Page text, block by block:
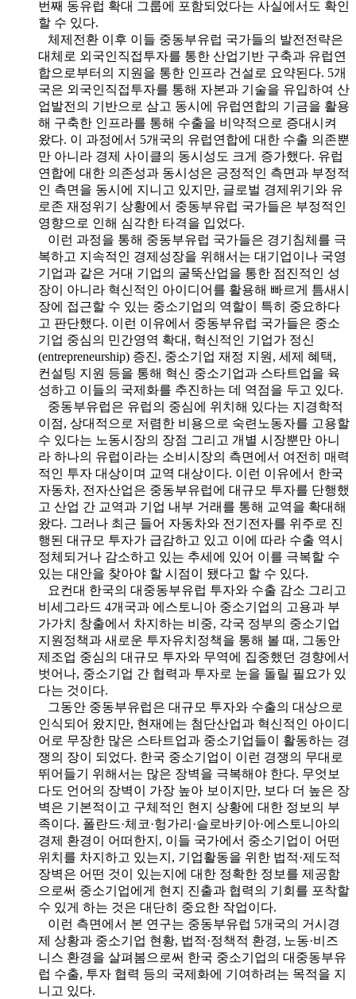
번째 동유럽 확대 그룹에 포함되었다는 사실에서도 확인
할 수 있다.
체제전환 이후 이들 중동부유럽 국가들의 발전전략은
대체로 외국인직접투자를 통한 산업기반 구축과 유럽연
합으로부터의 지원을 통한 인프라 건설로 요약된다. 5개
국은 외국인직접투자를 통해 자본과 기술을 유입하여 산
업발전의 기반으로 삼고 동시에 유럽연합의 기금을 활용
해 구축한 인프라를 통해 수출을 비약적으로 증대시켜
왔다. 이 과정에서 5개국의 유럽연합에 대한 수출 의존뿐
만 아니라 경제 사이클의 동시성도 크게 증가했다. 유럽
연합에 대한 의존성과 동시성은 긍정적인 측면과 부정적
인 측면을 동시에 지니고 있지만, 글로벌 경제위기와 유
로존 재정위기 상황에서 중동부유럽 국가들은 부정적인
영향으로 인해 심각한 타격을 입었다.
이런 과정을 통해 중동부유럽 국가들은 경기침체를 극
복하고 지속적인 경제성장을 위해서는 대기업이나 국영
기업과 같은 거대 기업의 굴뚝산업을 통한 점진적인 성
장이 아니라 혁신적인 아이디어를 활용해 빠르게 틈새시
장에 접근할 수 있는 중소기업의 역할이 특히 중요하다
고 판단했다. 이런 이유에서 중동부유럽 국가들은 중소
기업 중심의 민간영역 확대, 혁신적인 기업가 정신
(entrepreneurship) 증진, 중소기업 재정 지원, 세제 혜택,
컨설팅 지원 등을 통해 혁신 중소기업과 스타트업을 육
성하고 이들의 국제화를 추진하는 데 역점을 두고 있다.
중동부유럽은 유럽의 중심에 위치해 있다는 지경학적
이점, 상대적으로 저렴한 비용으로 숙련노동자를 고용할
수 있다는 노동시장의 장점 그리고 개별 시장뿐만 아니
라 하나의 유럽이라는 소비시장의 측면에서 여전히 매력
적인 투자 대상이며 교역 대상이다. 이런 이유에서 한국
자동차, 전자산업은 중동부유럽에 대규모 투자를 단행했
고 산업 간 교역과 기업 내부 거래를 통해 교역을 확대해
왔다. 그러나 최근 들어 자동차와 전기전자를 위주로 진
행된 대규모 투자가 급감하고 있고 이에 따라 수출 역시
정체되거나 감소하고 있는 추세에 있어 이를 극복할 수
있는 대안을 찾아야 할 시점이 됐다고 할 수 있다.
요컨대 한국의 대중동부유럽 투자와 수출 감소 그리고
비세그라드 4개국과 에스토니아 중소기업의 고용과 부
가가치 창출에서 차지하는 비중, 각국 정부의 중소기업
지원정책과 새로운 투자유치정책을 통해 볼 때, 그동안
제조업 중심의 대규모 투자와 무역에 집중했던 경향에서
벗어나, 중소기업 간 협력과 투자로 눈을 돌릴 필요가 있
다는 것이다.
그동안 중동부유럽은 대규모 투자와 수출의 대상으로
인식되어 왔지만, 현재에는 첨단산업과 혁신적인 아이디
어로 무장한 많은 스타트업과 중소기업들이 활동하는 경
쟁의 장이 되었다. 한국 중소기업이 이런 경쟁의 무대로
뛰어들기 위해서는 많은 장벽을 극복해야 한다. 무엇보
다도 언어의 장벽이 가장 높아 보이지만, 보다 더 높은 장
벽은 기본적이고 구체적인 현지 상황에 대한 정보의 부
족이다. 폴란드·체코·헝가리·슬로바키아·에스토니아의
경제 환경이 어떠한지, 이들 국가에서 중소기업이 어떤
위치를 차지하고 있는지, 기업활동을 위한 법적·제도적
장벽은 어떤 것이 있는지에 대한 정확한 정보를 제공함
으로써 중소기업에게 현지 진출과 협력의 기회를 포착할
수 있게 하는 것은 대단히 중요한 작업이다.
이런 측면에서 본 연구는 중동부유럽 5개국의 거시경
제 상황과 중소기업 현황, 법적·정책적 환경, 노동·비즈
니스 환경을 살펴봄으로써 한국 중소기업의 대중동부유
럽 수출, 투자 협력 등의 국제화에 기여하려는 목적을 지
니고 있다.